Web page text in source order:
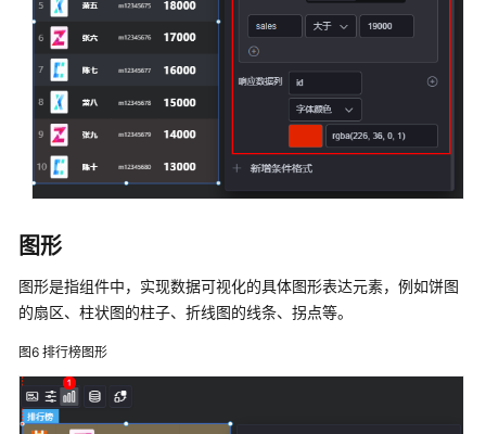
趋
状
表
高
级
表
图形
图形是指组件中，实现数据可视化的具体图形表达元素，例如饼图
的扇区、柱状图的柱子、折线图的线条、拐点等。
图6 排行榜图形